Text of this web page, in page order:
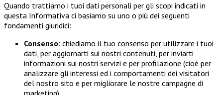
Quando trattiamo i tuoi dati personali per gli scopi indicati in
questa Informativa ci basiamo su uno o più dei seguenti
fondamenti giuridici:
Consenso: chiediamo il tuo consenso per utilizzare i tuoi
dati, per aggiornarti sui nostri contenuti, per inviarti
informazioni sui nostri servizi e per profilazione (cioè per
analizzare gli interessi ed i comportamenti dei visitatori
del nostro sito e per migliorare le nostre campagne di